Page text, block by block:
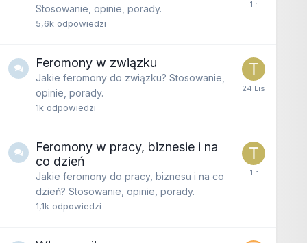
Stosowanie, opinie, porady.
5,6k odpowiedzi
Feromony w związku
Jakie feromony do związku? Stosowanie,
opinie, porady.
1k odpowiedzi
Feromony w pracy, biznesie i na
co dzień
Jakie feromony do pracy, biznesu i na co
dzień? Stosowanie, opinie, porady.
1,1k odpowiedzi